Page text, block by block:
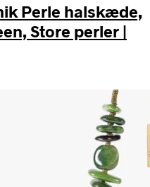
Perle halskæde,
Store perler |